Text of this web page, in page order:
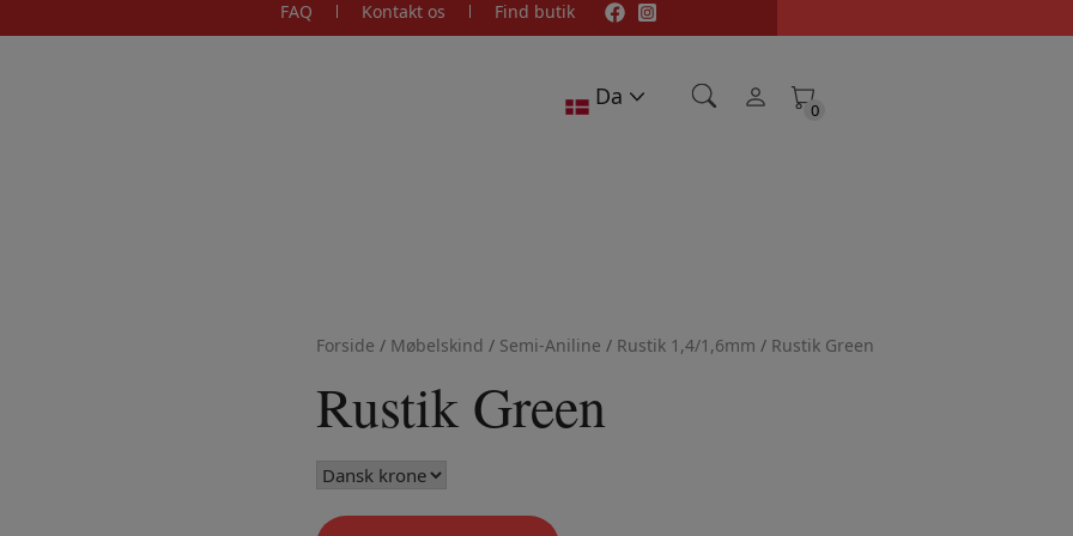
FAQ Kontakt os Find butik
Da 0
0
Forside / Møbelskind / Semi-Aniline / Rustik 1,4/1,6mm / Rustik Green
Rustik Green